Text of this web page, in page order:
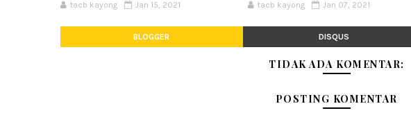
tacb kayong Jan 15, 2021 tacb kayong Jan 07, 2021
BLOGGER DISQUS
TIDAK ADA KOMENTAR:
POSTING KOMENTAR